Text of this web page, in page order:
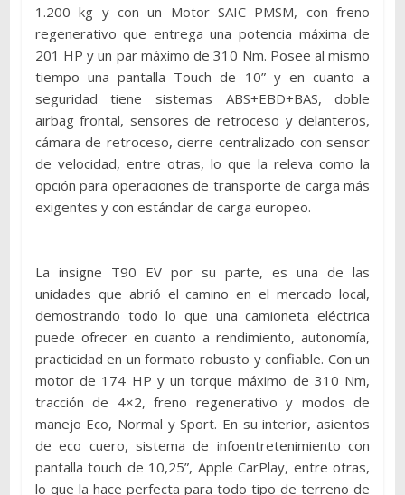
1.200 kg y con un Motor SAIC PMSM, con freno
regenerativo que entrega una potencia máxima de
201 HP y un par máximo de 310 Nm. Posee al mismo
tiempo una pantalla Touch de 10” y en cuanto a
seguridad tiene sistemas ABS+EBD+BAS, doble
airbag frontal, sensores de retroceso y delanteros,
cámara de retroceso, cierre centralizado con sensor
de velocidad, entre otras, lo que la releva como la
opción para operaciones de transporte de carga más
exigentes y con estándar de carga europeo.
La insigne T90 EV por su parte, es una de las
unidades que abrió el camino en el mercado local,
demostrando todo lo que una camioneta eléctrica
puede ofrecer en cuanto a rendimiento, autonomía,
practicidad en un formato robusto y confiable. Con un
motor de 174 HP y un torque máximo de 310 Nm,
tracción de 4×2, freno regenerativo y modos de
manejo Eco, Normal y Sport. En su interior, asientos
de eco cuero, sistema de infoentretenimiento con
pantalla touch de 10,25”, Apple CarPlay, entre otras,
lo que la hace perfecta para todo tipo de terreno de